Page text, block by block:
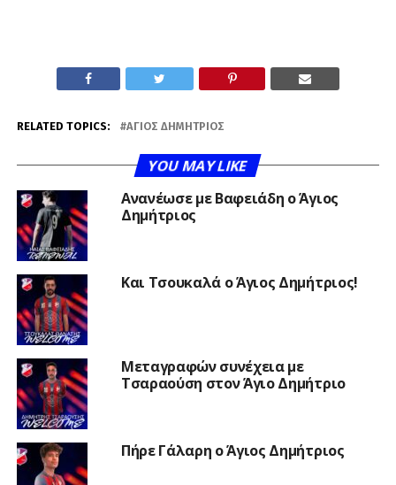
RELATED TOPICS: ΆΓΙΟΣ ΔΗΜΉΤΡΙΟΣ
YOU MAY LIKE
Ανανέωσε με Βαφειάδη ο Άγιος
Δημήτριος
Και Τσουκαλά ο Άγιος Δημήτριος!
Μεταγραφών συνέχεια με
Τσαραούση στον Άγιο Δημήτριο
Πήρε Γάλαρη ο Άγιος Δημήτριος